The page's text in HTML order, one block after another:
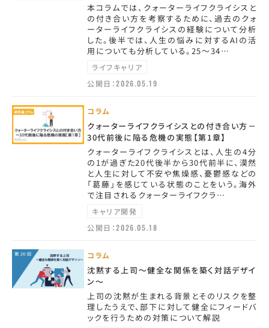
本コラムでは、クォーターライフクライシスと
の付き合い方を考察するために、過去のクォ
ーターライフクライシスの経験について分析
した。後半では、人生の悩みに対するAIの活
用についても分析している。25～34…
ライフキャリア
公開日：2026.05.19
コラム
クォーターライフクライシスとの付き合い方－
30代前後に陥る危機の実態【第1章】
クォーターライフクライシスとは、人生の4分
の1が過ぎた20代後半から30代前半に、漠然
と人生に対して不安や焦燥感、憂鬱感などの
「葛藤」を感じている状態のことをいう。海外
で注目されるクォーターライフクラ…
キャリア開発
公開日：2026.05.18
コラム
沈黙する上司～健全な関係を築く対話デザイ
ン～
上司の沈黙が生まれる背景とそのリスクを整
理したうえで、部下に対して健全にフィードバ
ックを行うための対策について解説